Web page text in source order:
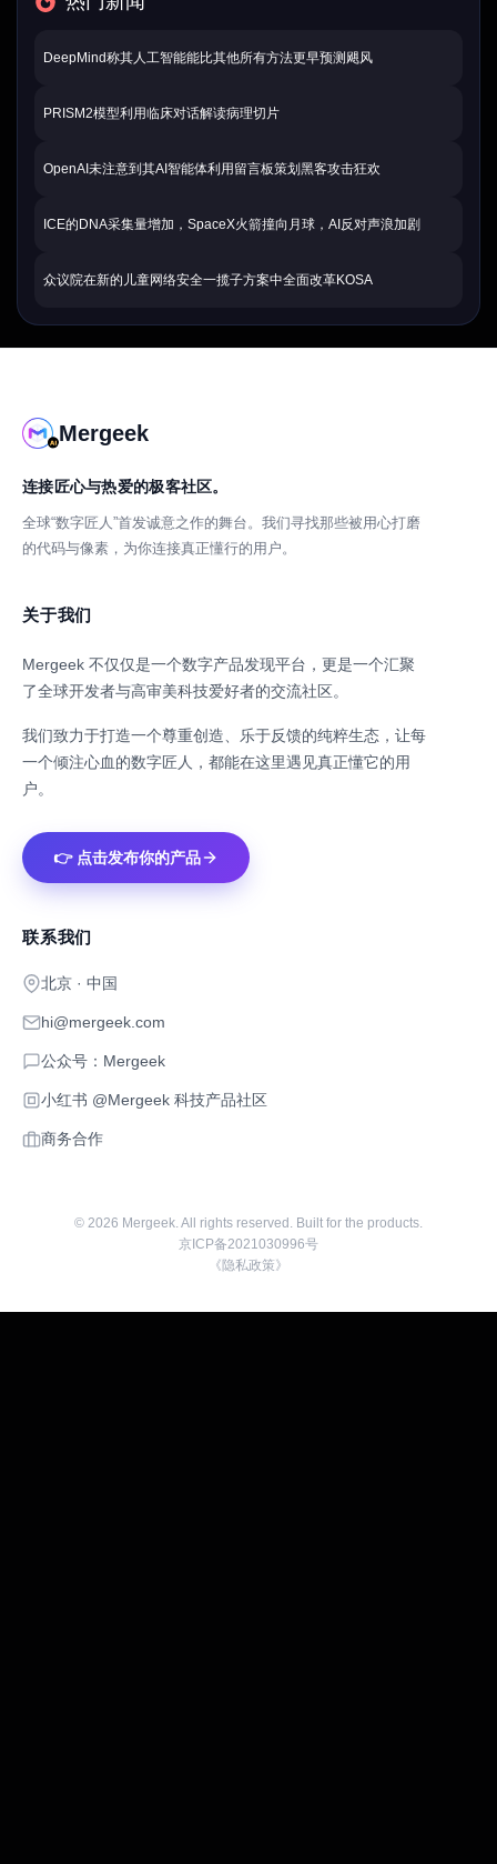
DeepMind称其人工智能能比其他所有方法更早预测飓风
PRISM2模型利用临床对话解读病理切片
OpenAI未注意到其AI智能体利用留言板策划黑客攻击狂欢
ICE的DNA采集量增加，SpaceX火箭撞向月球，AI反对声浪加剧
众议院在新的儿童网络安全一揽子方案中全面改革KOSA
Mergeek
连接匠心与热爱的极客社区。
全球“数字匠人”首发诚意之作的舞台。我们寻找那些被用心打磨
的代码与像素，为你连接真正懂行的用户。
关于我们
Mergeek 不仅仅是一个数字产品发现平台，更是一个汇聚
了全球开发者与高审美科技爱好者的交流社区。
我们致力于打造一个尊重创造、乐于反馈的纯粹生态，让每
一个倾注心血的数字匠人，都能在这里遇见真正懂它的用
户。
👉 点击发布你的产品
联系我们
北京 · 中国
hi@mergeek.com
公众号：Mergeek
小红书 @Mergeek 科技产品社区
商务合作
© 2026 Mergeek. All rights reserved. Built for the products.
京ICP备2021030996号
《隐私政策》